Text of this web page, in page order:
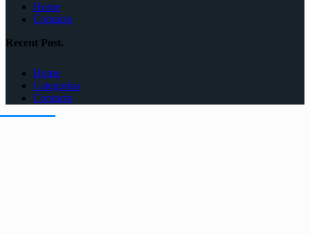
Home
Contacto
Recent Post.
Home
Categorías
Contacto